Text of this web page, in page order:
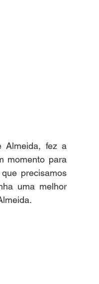
Almeida, fez a
momento para
precisamos
uma melhor